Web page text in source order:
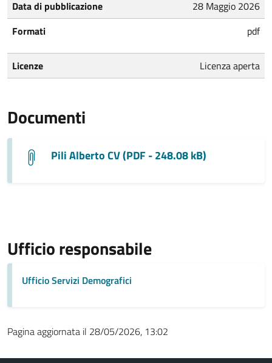
Data di pubblicazione
28 Maggio 2026
Formati
pdf
Licenze Licenza aperta
Documenti
Pili Alberto CV (PDF - 248.08 kB)
Ufficio responsabile
Ufficio Servizi Demografici
Pagina aggiornata il 28/05/2026, 13:02